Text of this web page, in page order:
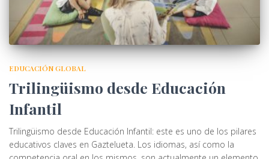
EDUCACIÓN GLOBAL
Trilingüismo desde Educación
Infantil
Trilingüismo desde Educación Infantil: este es uno de los pilares
educativos claves en Gaztelueta. Los idiomas, así como la